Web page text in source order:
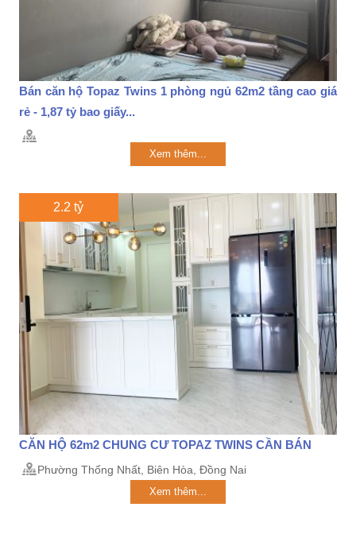
Bán căn hộ Topaz Twins 1 phòng ngủ 62m2 tầng cao giá
rẻ - 1,87 tỷ bao giấy...
Xem thêm...
2.2 tỷ
CĂN HỘ 62m2 CHUNG CƯ TOPAZ TWINS CẦN BÁN
Phường Thống Nhất, Biên Hòa, Đồng Nai
Xem thêm...